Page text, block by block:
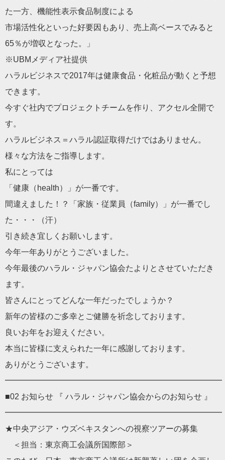
た一方、機能性表示食品制度による
市場活性化といった好要因もあり、売上高ベースでみると
65％が増収となった。」
※UBMメディア社提供
ハラルビジネスで2017年は健康食品・化粧品が動くと予想
できます。
今すぐ社内でプロジェクトチームを作り、アクセル全開で
す。
ハラルビジネス＝ハラル認証取得だけではありません。
様々な方法をご指導します。
私にとっては
「健康（health）」が一番です。
間違えました！？「家族・従業員（family）」が一番でし
た・・・（汗）
引き続き宜しくお願いします。
今年一年ありがとうございました。
今年最後のハラル・ジャパン協会たよりとさせていただき
ます。
皆さんにとってどんな一年だったでしょうか？
新年の皆様のご多幸とご健勝を祈念しております。
良いお年をお迎えください。
本当に皆様に支えられた一年に感謝しております。
ありがとうございます。
━━━━━━━━━━━━━━━━━━━━━━━━━━━
■02 お知らせ 『 ハラル・ジャパン協会からのお知らせ 』
━━━━━━━━━━━━━━━━━━━━━━━━━━━
★中央アジア・ウズベキスタンへの視察ツアーの募集
＜担当：東京商工会議所国際部＞